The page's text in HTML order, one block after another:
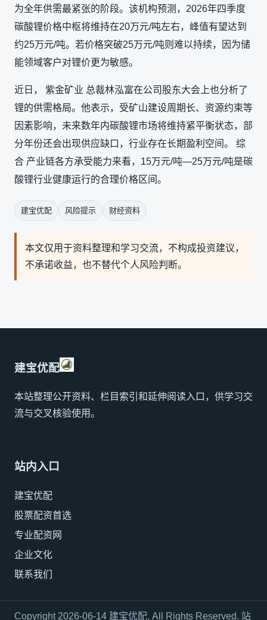
为全年供需最紧张的阶段。该机构预测，2026年四季度
碳酸锂价格中枢将维持在20万元/吨左右，峰值有望达到
约25万元/吨。若价格突破25万元/吨则难以持续，因为储
能领域客户对锂价更为敏感。
近日， 紫金矿业 总裁林泓富在公司股东大会上也分析了
锂的供需格局。他表示，受矿山建设周期长、资源约束等
因素影响，未来数年内碳酸锂市场将维持紧平衡状态，部
分年份还会出现供应缺口，行业存在长期盈利空间。 综
合 产业链各方承受能力来看，15万元/吨—25万元/吨是碳
酸锂行业健康运行的合理价格区间。
建宝优配 风险提示 财经资料
本文仅用于资料整理和学习交流，不构成投资建议，
不承诺收益，也不替代个人风险判断。
建宝优配
本站整理公开资料、栏目索引和延伸阅读入口，供学习交
流与交叉核验使用。
站内入口
建宝优配
股票配资首选
专业配资网
企业文化
联系我们
Copyright 2026-06-14 建宝优配. All Rights Reserved. 站